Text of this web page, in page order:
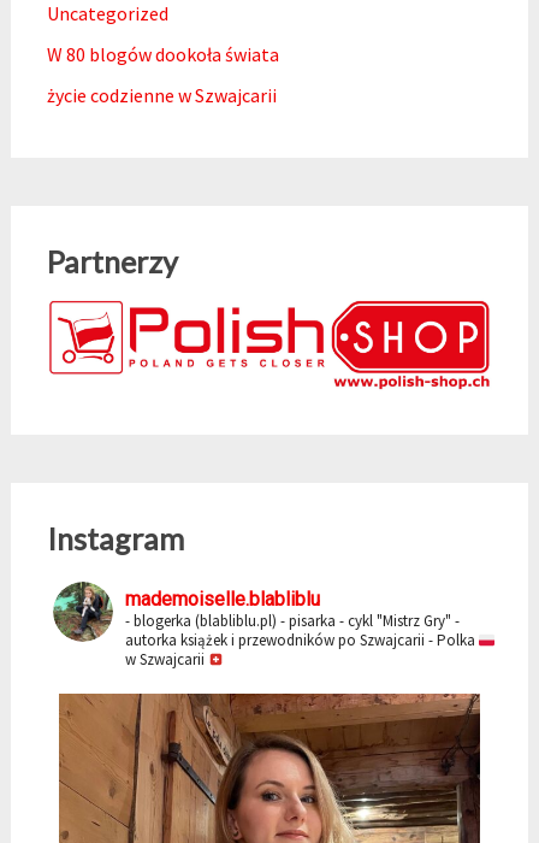
Uncategorized
W 80 blogów dookoła świata
życie codzienne w Szwajcarii
Partnerzy
Instagram
mademoiselle.blabliblu
- blogerka (blabliblu.pl) - pisarka - cykl "Mistrz Gry" -
autorka książek i przewodników po Szwajcarii - Polka
w Szwajcarii